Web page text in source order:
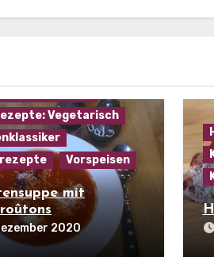
Vegetarisch
Vorspeisen
mit
2020